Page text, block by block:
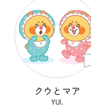
クウとマア
YUI.